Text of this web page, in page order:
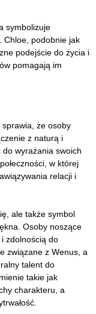
symbolizuje
Chloe, podobnie jak
podejście do życia i
pomagają im
sprawia, że osoby
z naturą i
wyrażania swoich
w której
relacji i
ale także symbol
Osoby noszące
zdolnością do
związane z Wenus, a
talent do
takie jak
charakteru, a